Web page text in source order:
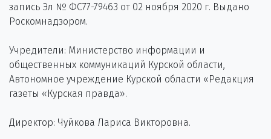
запись Эл № ФС77-79463 от 02 ноября 2020 г. Выдано
Роскомнадзором.
Учредители: Министерство информации и
общественных коммуникаций Курской области,
Автономное учреждение Курской области «Редакция
газеты «Курская правда».
Директор: Чуйкова Лариса Викторовна.